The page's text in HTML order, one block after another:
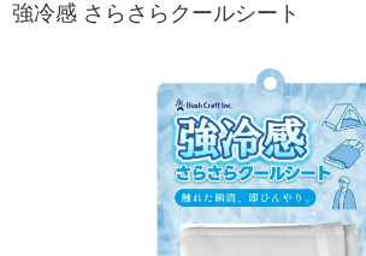
強冷感 さらさらクールシート